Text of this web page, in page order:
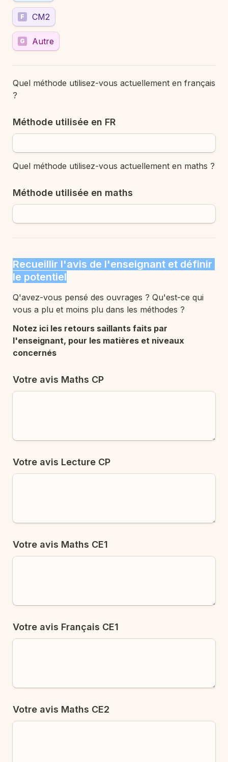
F CM2
G Autre
Quel méthode utilisez-vous actuellement en français
?
Méthode utilisée en FR
Quel méthode utilisez-vous actuellement en maths ?
Méthode utilisée en maths
Recueillir l'avis de l'enseignant et définir
le potentiel
Q'avez-vous pensé des ouvrages ? Qu'est-ce qui
vous a plu et moins plu dans les méthodes ?
Notez ici les retours saillants faits par
l'enseignant, pour les matières et niveaux
concernés
Votre avis Maths CP
Votre avis Lecture CP
Votre avis Maths CE1
Votre avis Français CE1
Votre avis Maths CE2